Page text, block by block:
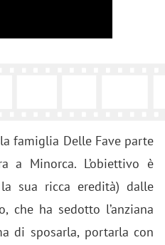
famiglia Delle Fave parte
a Minorca. L’obiettivo è
sua ricca eredità) dalle
che ha sedotto l’anziana
di sposarla, portarla con